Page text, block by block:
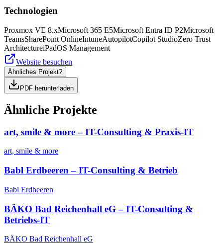
Technologien
Proxmox VE 8.xMicrosoft 365 E5Microsoft Entra ID P2Microsoft
TeamsSharePoint OnlineIntuneAutopilotCopilot StudioZero Trust
ArchitectureiPadOS Management
Website besuchen
Ähnliches Projekt?
PDF herunterladen
Ähnliche Projekte
art, smile & more – IT-Consulting & Praxis-IT
art, smile & more
Babl Erdbeeren – IT-Consulting & Betrieb
Babl Erdbeeren
BÄKO Bad Reichenhall eG – IT-Consulting &
Betriebs-IT
BÄKO Bad Reichenhall eG